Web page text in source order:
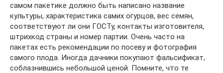
самом пакетике должно быть написано название
культуры, характеристика самих огурцов, вес семян,
соответствуют ли они ГОСТу, контакты изготовителя,
штрихкод страны и номер партии. Очень часто на
пакетах есть рекомендации по посеву и фотография
самого плода. Иногда дачники покупают фальсификат,
соблазнившись небольшой ценой. Помните, что те